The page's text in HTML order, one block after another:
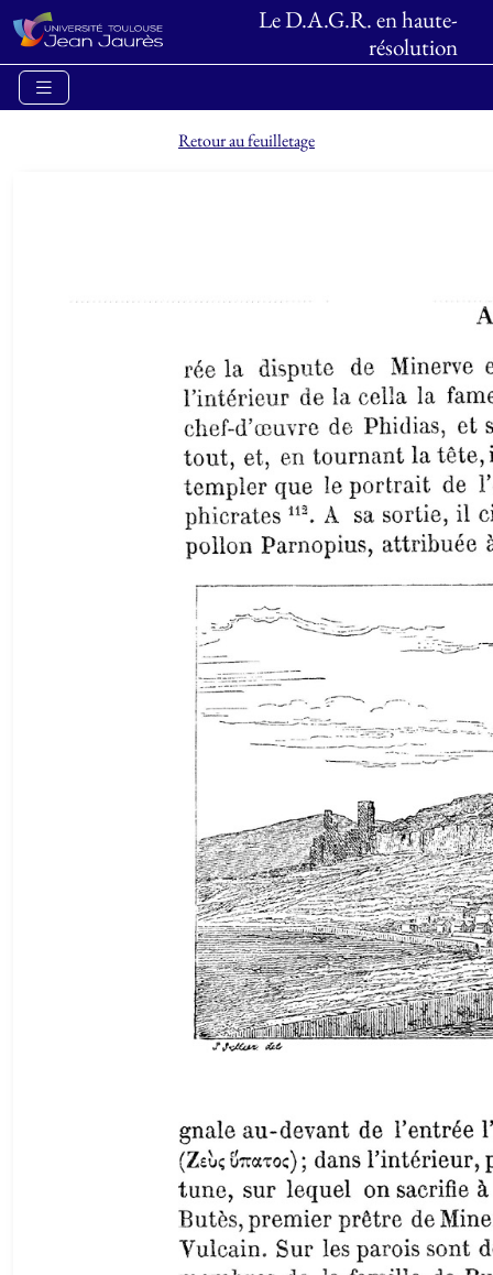
Le D.A.G.R. en haute-
résolution
Retour au feuilletage